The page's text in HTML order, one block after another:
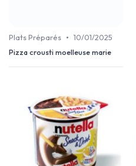
Plats Préparés • 10/01/2025
Pizza crousti moelleuse marie